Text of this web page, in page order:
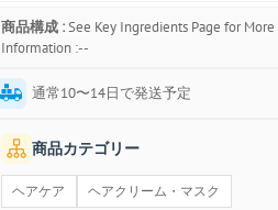
商品構成 : See Key Ingredients Page for More
Information :--
通常10〜14日で発送予定
商品カテゴリー
ヘアケア ヘアクリーム・マスク